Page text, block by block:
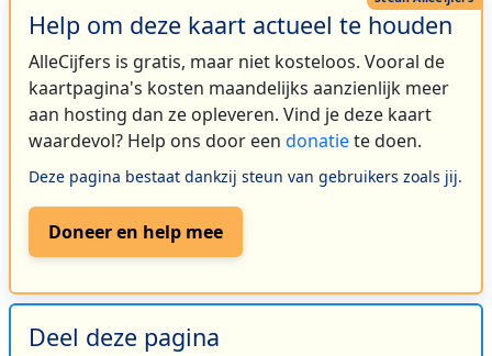
Help om deze kaart actueel te houden
AlleCijfers is gratis, maar niet kosteloos. Vooral de
kaartpagina's kosten maandelijks aanzienlijk meer
aan hosting dan ze opleveren. Vind je deze kaart
waardevol? Help ons door een donatiete doen.
Deze pagina bestaat dankzij steun van gebruikers zoals jij.
Doneer en help mee
Deel deze pagina